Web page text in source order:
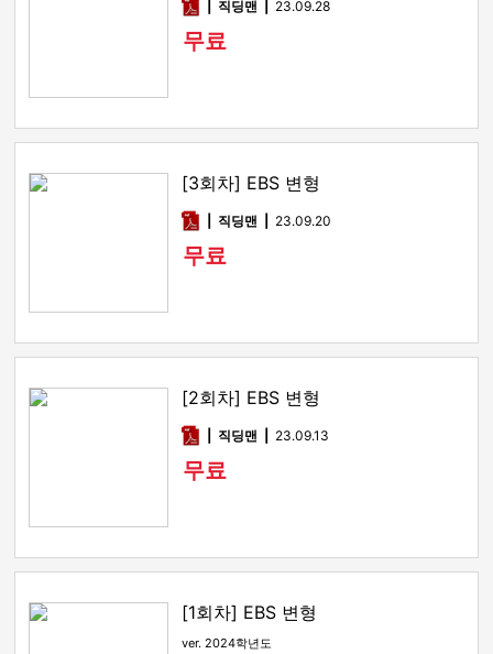
pdf직딩맨 23.09.28
무료
[3회차] EBS 변형
pdf직딩맨 23.09.20
무료
[2회차] EBS 변형
pdf직딩맨 23.09.13
무료
[1회차] EBS 변형
ver. 2024학년도